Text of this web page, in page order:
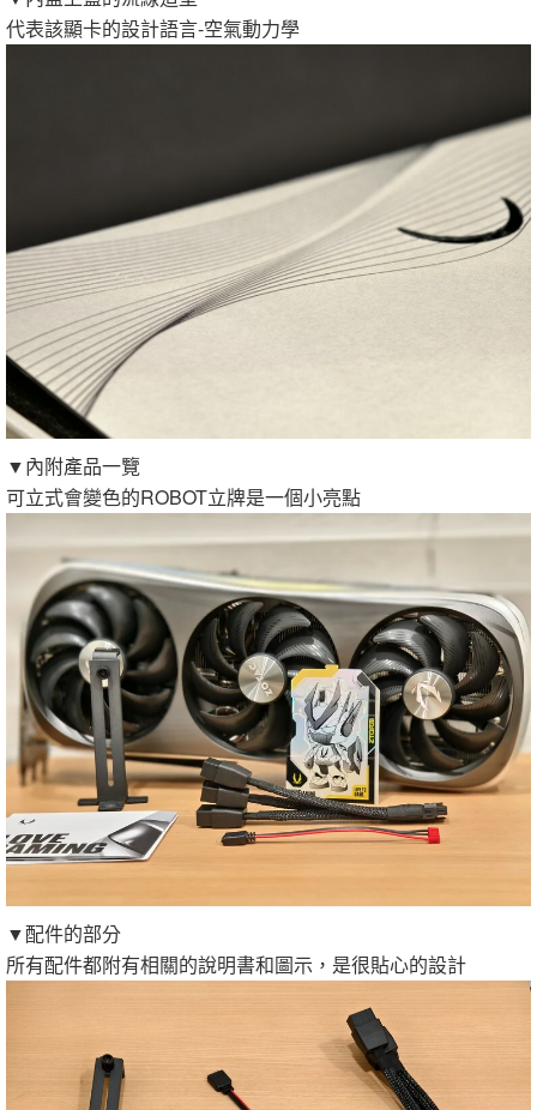
代表該顯卡的設計語言-空氣動力學
▼內附產品一覽
可立式會變色的ROBOT立牌是一個小亮點
▼配件的部分
所有配件都附有相關的說明書和圖示，是很貼心的設計